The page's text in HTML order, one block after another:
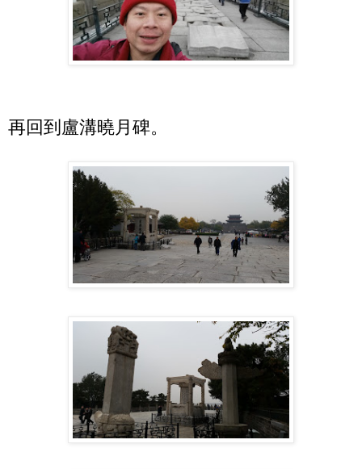
再回到盧溝曉月碑。